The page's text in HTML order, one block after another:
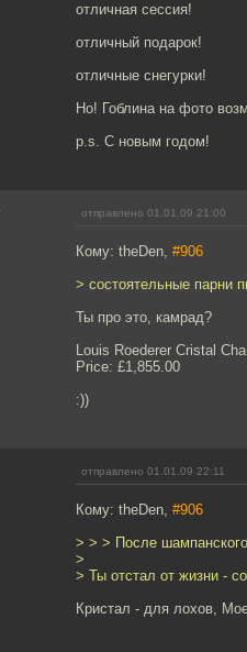
отличная сессия!
отличный подарок!
отличные снегурки!
Но! Гоблина на фото
p.s. С новым годом!
отправлено 01.01.09 21:00
Кому: theDen, #906
> состоятельные парни
Ты про это, камрад?
Louis Roederer Cristal
Price: £1,855.00
:))
отправлено 01.01.09 22:11
Кому: theDen, #906
> > > После
>
> Ты отстал от жизни -
Кристал - для лохов,